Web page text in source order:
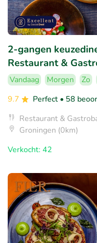
2-gangen
Restaurant &
Vandaag Morgen Zo
9.7
Perfect • 58
Restaurant &
Groningen (0km)
Verkocht: 42